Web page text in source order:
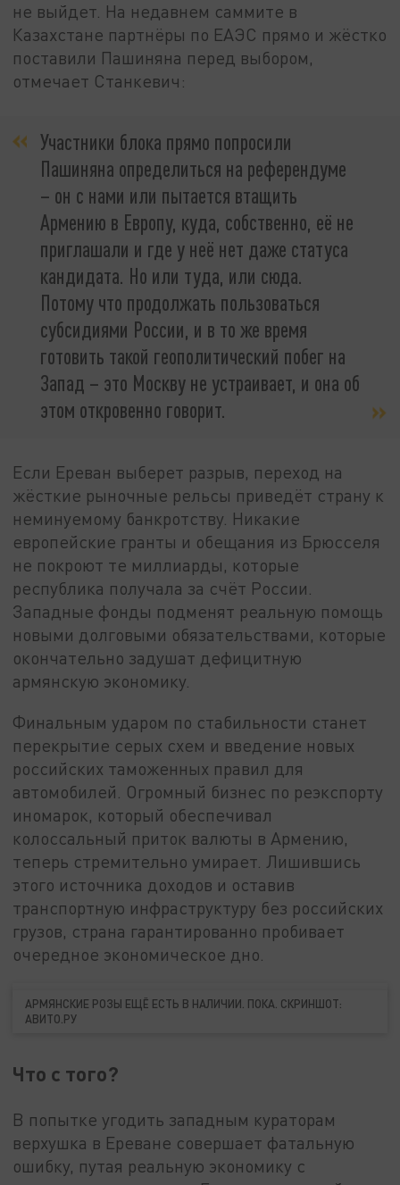
не выйдет. На недавнем саммите в
Казахстане партнёры по ЕАЭС прямо и жёстко
поставили Пашиняна перед выбором,
отмечает Станкевич:
Участники блока прямо попросили
Пашиняна определиться на референдуме
– он с нами или пытается втащить
Армению в Европу, куда, собственно, её не
приглашали и где у неё нет даже статуса
кандидата. Но или туда, или сюда.
Потому что продолжать пользоваться
субсидиями России, и в то же время
готовить такой геополитический побег на
Запад – это Москву не устраивает, и она об
этом откровенно говорит.
Если Ереван выберет разрыв, переход на
жёсткие рыночные рельсы приведёт страну к
неминуемому банкротству. Никакие
европейские гранты и обещания из Брюсселя
не покроют те миллиарды, которые
республика получала за счёт России.
Западные фонды подменят реальную помощь
новыми долговыми обязательствами, которые
окончательно задушат дефицитную
армянскую экономику.
Финальным ударом по стабильности станет
перекрытие серых схем и введение новых
российских таможенных правил для
автомобилей. Огромный бизнес по реэкспорту
иномарок, который обеспечивал
колоссальный приток валюты в Армению,
теперь стремительно умирает. Лишившись
этого источника доходов и оставив
транспортную инфраструктуру без российских
грузов, страна гарантированно пробивает
очередное экономическое дно.
АРМЯНСКИЕ РОЗЫ ЕЩЁ ЕСТЬ В НАЛИЧИИ. ПОКА. СКРИНШОТ:
АВИТО.РУ
Что с того?
В попытке угодить западным кураторам
верхушка в Ереване совершает фатальную
ошибку, путая реальную экономику с